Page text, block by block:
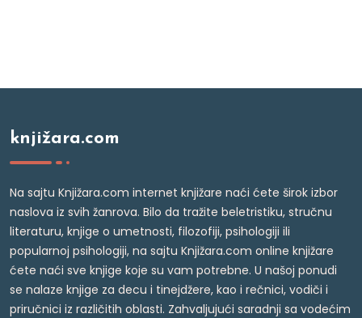
knjižara.com
Na sajtu Knjižara.com internet knjižare naći ćete širok izbor
naslova iz svih žanrova. Bilo da tražite beletristiku, stručnu
literaturu, knjige o umetnosti, filozofiji, psihologiji ili
popularnoj psihologiji, na sajtu Knjižara.com online knjižare
ćete naći sve knjige koje su vam potrebne. U našoj ponudi
se nalaze knjige za decu i tinejdžere, kao i rečnici, vodiči i
priručnici iz različitih oblasti. Zahvaljujući saradnji sa vodećim